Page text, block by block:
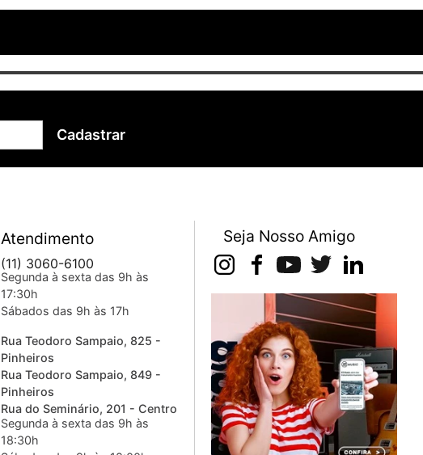
Cadastrar
Atendimento
(11) 3060-6100
Segunda à sexta das 9h às
17:30h
Sábados das 9h às 17h
Rua Teodoro Sampaio, 825 -
Pinheiros
Rua Teodoro Sampaio, 849 -
Pinheiros
Rua do Seminário, 201 - Centro
Segunda à sexta das 9h às
18:30h
Seja Nosso Amigo